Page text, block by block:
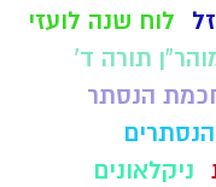
לוח שנה לועזי
תורה ד'
הנסתר
ניקלאונים